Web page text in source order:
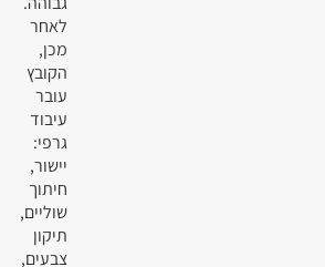
לאחר
מכן,
הקובץ
עובר
עיבוד
גרפי:
יישור,
חיתוך
שוליים,
תיקון
צבעים,